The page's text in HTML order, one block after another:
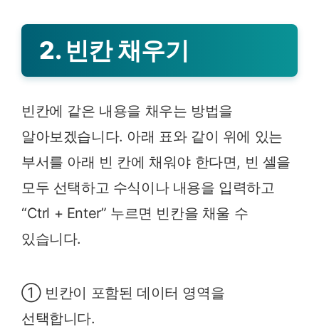
2. 빈칸 채우기
빈칸에 같은 내용을 채우는 방법을
알아보겠습니다. 아래 표와 같이 위에 있는
부서를 아래 빈 칸에 채워야 한다면, 빈 셀을
모두 선택하고 수식이나 내용을 입력하고
“Ctrl + Enter” 누르면 빈칸을 채울 수
있습니다.
① 빈칸이 포함된 데이터 영역을
선택합니다.